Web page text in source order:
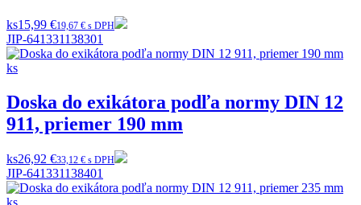
ks15,99 €19,67 € s DPH
JIP-641331138301
Doska do exikátora podľa normy DIN 12
911, priemer 190 mm
ks26,92 €33,12 € s DPH
JIP-641331138401